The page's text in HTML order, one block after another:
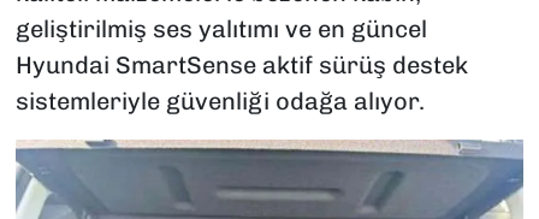
geliştirilmiş ses yalıtımı ve en güncel
Hyundai SmartSense aktif sürüş destek
sistemleriyle güvenliği odağa alıyor.